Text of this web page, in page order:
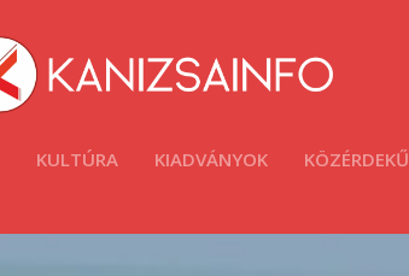
KULTÚRA KIADVÁNYOK KÖZÉRDEKŰ